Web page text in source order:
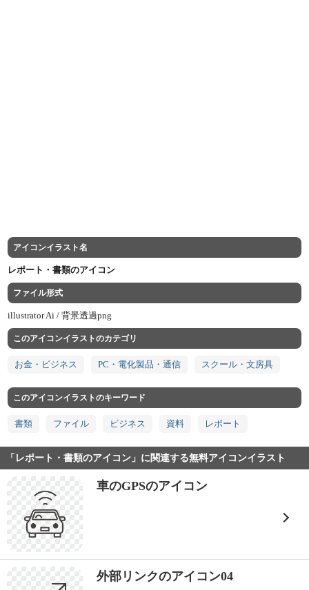
アイコンイラスト名
レポート・書類のアイコン
ファイル形式
illustrator Ai /背景透過png
このアイコンイラストのカテゴリ
お金・ビジネス PC・電化製品・通信 スクール・文房具
このアイコンイラストのキーワード
書類 ファイル ビジネス 資料 レポート
「レポート・書類のアイコン」に関連する無料アイコンイラスト
車のGPSのアイコン
外部リンクのアイコン04